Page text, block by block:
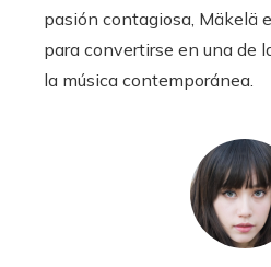
pasión contagiosa, Mäkelä
para convertirse en una de
la música contemporánea.